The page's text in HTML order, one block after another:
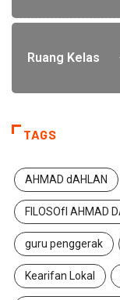
Ruang Kelas
TAGS
AHMAD dAHLAN
FILOSOfI AHMAD
guru penggerak
Kearifan Lokal